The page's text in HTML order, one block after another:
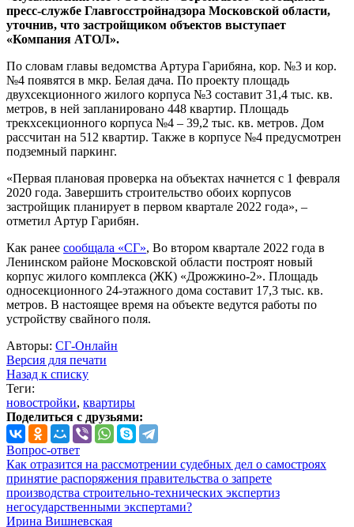
пресс-службе Главгосстройнадзора Московской области,
уточнив, что застройщиком объектов выступает
«Компания АТОЛ».
По словам главы ведомства Артура Гарибяна, кор. №3 и кор.
№4 появятся в мкр. Белая дача. По проекту площадь
двухсекционного жилого корпуса №3 составит 31,4 тыс. кв.
метров, в ней запланировано 448 квартир. Площадь
трекхсекционного корпуса №4 – 39,2 тыс. кв. метров. Дом
рассчитан на 512 квартир. Также в корпусе №4 предусмотрен
подземный паркинг.
«Первая плановая проверка на объектах начнется с 1 февраля
2020 года. Завершить строительство обоих корпусов
застройщик планирует в первом квартале 2022 года», –
отметил Артур Гарибян.
Как ранее сообщала «СГ», Во втором квартале 2022 года в
Ленинском районе Московской области построят новый
корпус жилого комплекса (ЖК) «Дрожжино-2». Площадь
односекционного 24-этажного дома составит 17,3 тыс. кв.
метров. В настоящее время на объекте ведутся работы по
устройству свайного поля.
Авторы: СГ-Онлайн
Версия для печати
Назад к списку
Теги:
новостройки, квартиры
Поделиться с друзьями:
Вопрос-ответ
Как отразится на рассмотрении судебных дел о самостроях
принятие распоряжения правительства о запрете
производства строительно-технических экспертиз
негосударственными экспертами?
Ирина Вишневская